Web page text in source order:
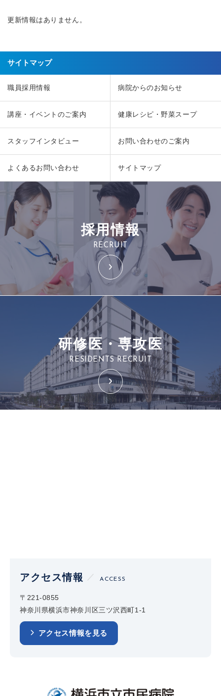
更新情報はありません。
サイトマップ
職員採用情報 病院からのお知らせ
講座・イベントのご案内 健康レシピ・野菜スープ
スタッフインタビュー お問い合わせのご案内
よくあるお問い合わせ サイトマップ
採用情報
RECRUIT
研修医・専攻医
RESIDENTS RECRUIT
アクセス情報 ACCESS
〒221-0855
神奈川県横浜市神奈川区三ツ沢西町1-1
アクセス情報を見る